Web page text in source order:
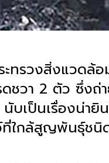
ทรวงสิ่งแวดล้อ
ชวา 2 ตัว ซึ่ง
เป็นเรื่องน่ายิ
ใกล้สูญพันธุ์ชนิ